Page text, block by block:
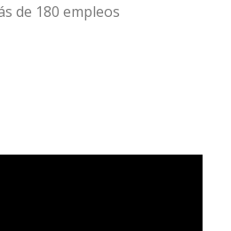
de 180 empleos